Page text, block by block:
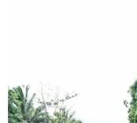
AfDB cảnh báo
khiến châu Phi
26/07/2026 15:42